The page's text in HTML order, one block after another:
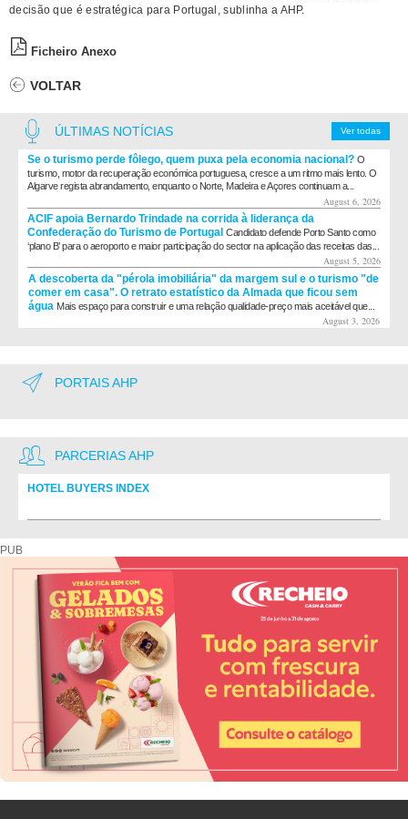
decisão que é estratégica para Portugal, sublinha a AHP.
Ficheiro Anexo
VOLTAR
Ver todas
ÚLTIMAS NOTÍCIAS
Se o turismo perde fôlego, quem puxa pela economia nacional? O
turismo, motor da recuperação económica portuguesa, cresce a um ritmo mais lento. O
Algarve regista abrandamento, enquanto o Norte, Madeira e Açores continuam a...
August 6, 2026
ACIF apoia Bernardo Trindade na corrida à liderança da
Confederação do Turismo de Portugal Candidato defende Porto Santo como
‘plano B’ para o aeroporto e maior participação do sector na aplicação das receitas das...
August 5, 2026
A descoberta da "pérola imobiliária" da margem sul e o turismo "de
comer em casa". O retrato estatístico da Almada que ficou sem
água Mais espaço para construir e uma relação qualidade-preço mais aceitável que...
August 3, 2026
PORTAIS AHP
PARCERIAS AHP
HOTEL BUYERS INDEX
PUB